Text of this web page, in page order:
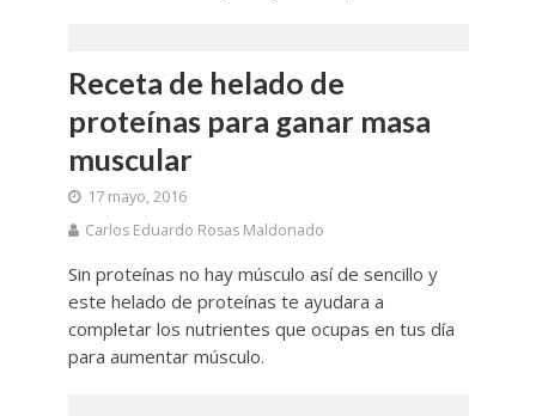
Receta de helado de
proteínas para ganar masa
muscular
17 mayo, 2016
Carlos Eduardo Rosas Maldonado
Sin proteínas no hay músculo así de sencillo y
este helado de proteínas te ayudara a
completar los nutrientes que ocupas en tus día
para aumentar músculo.